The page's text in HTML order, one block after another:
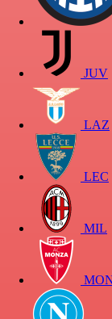
JUV
LAZ
LEC
MIL